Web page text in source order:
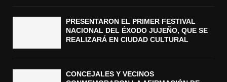
PRESENTARON EL PRIMER FESTIVAL
NACIONAL DEL ÉXODO JUJEÑO, QUE SE
REALIZARÁ EN CIUDAD CULTURAL
CONCEJALES Y VECINOS